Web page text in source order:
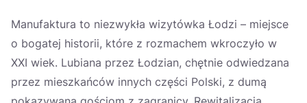
Manufaktura to niezwykła wizytówka Łodzi – miejsce
o bogatej historii, które z rozmachem wkroczyło w
XXI wiek. Lubiana przez Łodzian, chętnie odwiedzana
przez mieszkańców innych części Polski, z dumą